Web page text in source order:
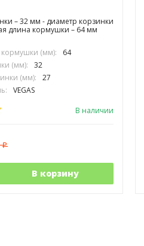
– 32 мм - диаметр корзинки
длина кормушки – 64 мм
(мм):
64
(мм):
32
(мм):
27
VEGAS
В наличии
₽
В корзину